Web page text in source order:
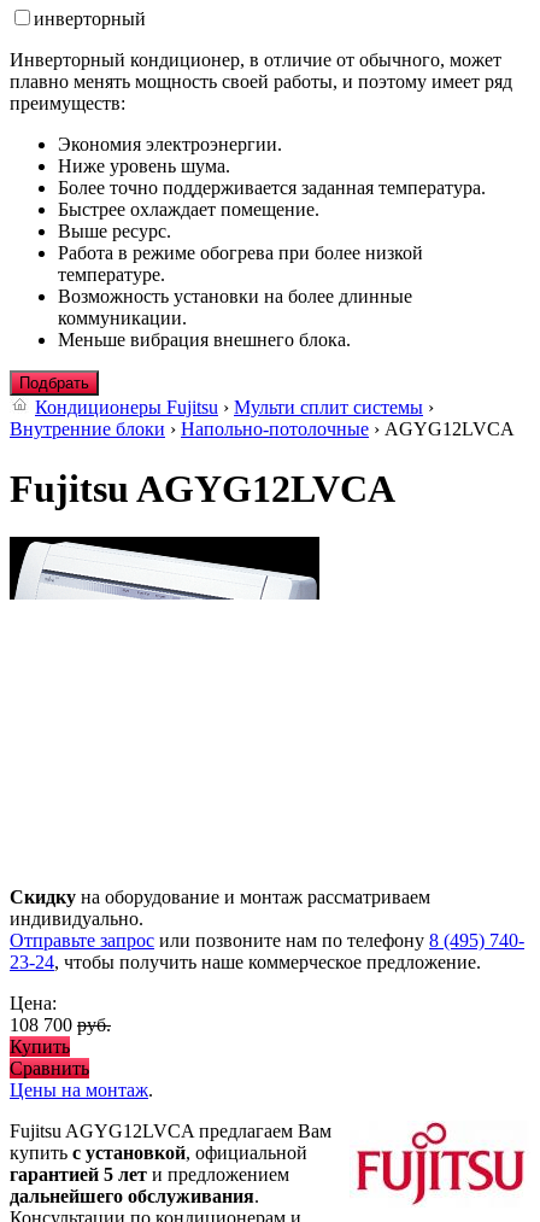
инверторный
Инверторный кондиционер, в отличие от обычного, может
плавно менять мощность своей работы, и поэтому имеет ряд
преимуществ:
Экономия электроэнергии.
Ниже уровень шума.
Более точно поддерживается заданная температура.
Быстрее охлаждает помещение.
Выше ресурс.
Работа в режиме обогрева при более низкой
температуре.
Возможность установки на более длинные
коммуникации.
Меньше вибрация внешнего блока.
Подбрать
Кондиционеры Fujitsu › Мульти сплит системы ›
Внутренние блоки › Напольно-потолочные › AGYG12LVCA
Fujitsu AGYG12LVCA
Скидку на оборудование и монтаж рассматриваем
индивидуально.
Отправьте запрос или позвоните нам по телефону 8 (495) 740-
23-24, чтобы получить наше коммерческое предложение.
Цена:
108 700 руб.
Купить
Сравнить
Цены на монтаж.
Fujitsu AGYG12LVCA предлагаем Вам
купить с установкой, официальной
гарантией 5 лет и предложением
дальнейшего обслуживания.